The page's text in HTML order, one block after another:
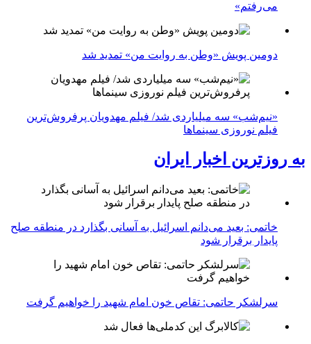
می‌رفتم»
دومین پویش «وطن به روایت من» تمدید شد
«نیم‌شب» سه میلیاردی شد/ فیلم مهدویان پرفروش‌ترین
فیلم نوروزی سینماها
به روزترین اخبار ایران
خاتمی: بعید می‌دانم اسرائیل به آسانی بگذارد در منطقه صلح
پایدار برقرار شود
سرلشکر حاتمی: تقاص خون امام شهید را خواهیم گرفت